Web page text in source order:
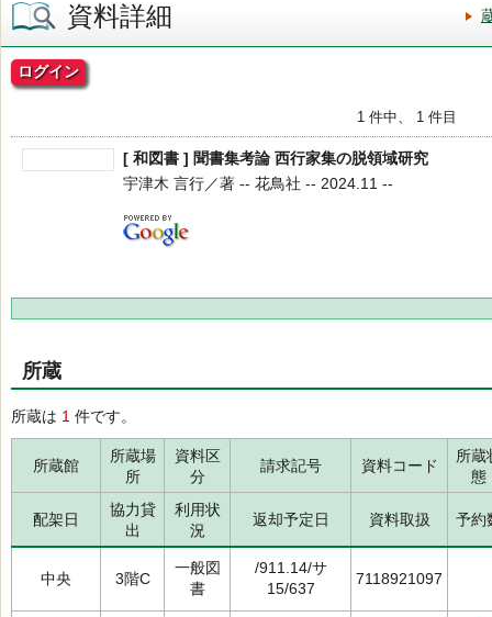
資料詳細
ログイン
1 件中、 1 件目
[ 和図書 ] 聞書集考論 西行家集の脱領域研究
宇津木 言行／著 -- 花鳥社 -- 2024.11 --
所蔵
所蔵は 1 件です。
所蔵館
所蔵場
所
資料区
分
請求記号 資料コード
所蔵
態
配架日
協力貸
出
利用状
況
返却予定日 資料取扱 予約
中央 3階C
一般図
書
/911.14/サ
15/637
7118921097